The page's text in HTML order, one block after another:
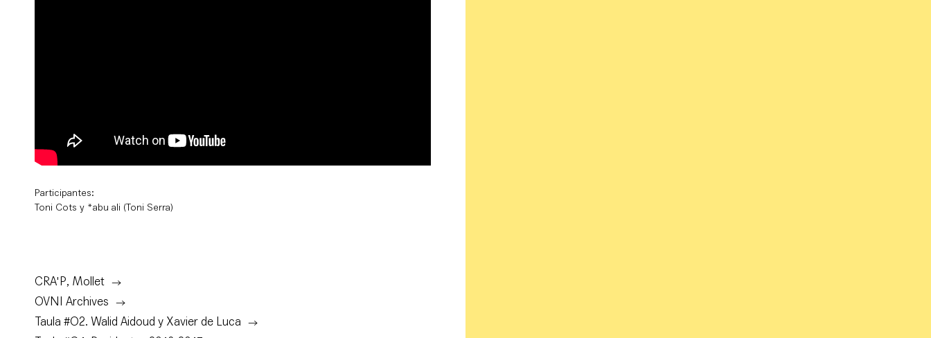
Participantes:
Toni Cots y *abu ali (Toni Serra)
CRA'P, Mollet
OVNI Archives
Taula #O2. Walid Aidoud y Xavier de Luca